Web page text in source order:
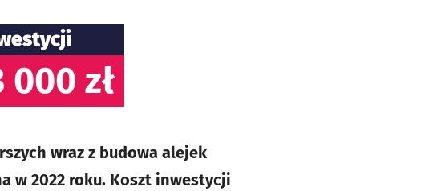
000 zł
wraz z budowa alejek
w 2022 roku. Koszt inwestycji